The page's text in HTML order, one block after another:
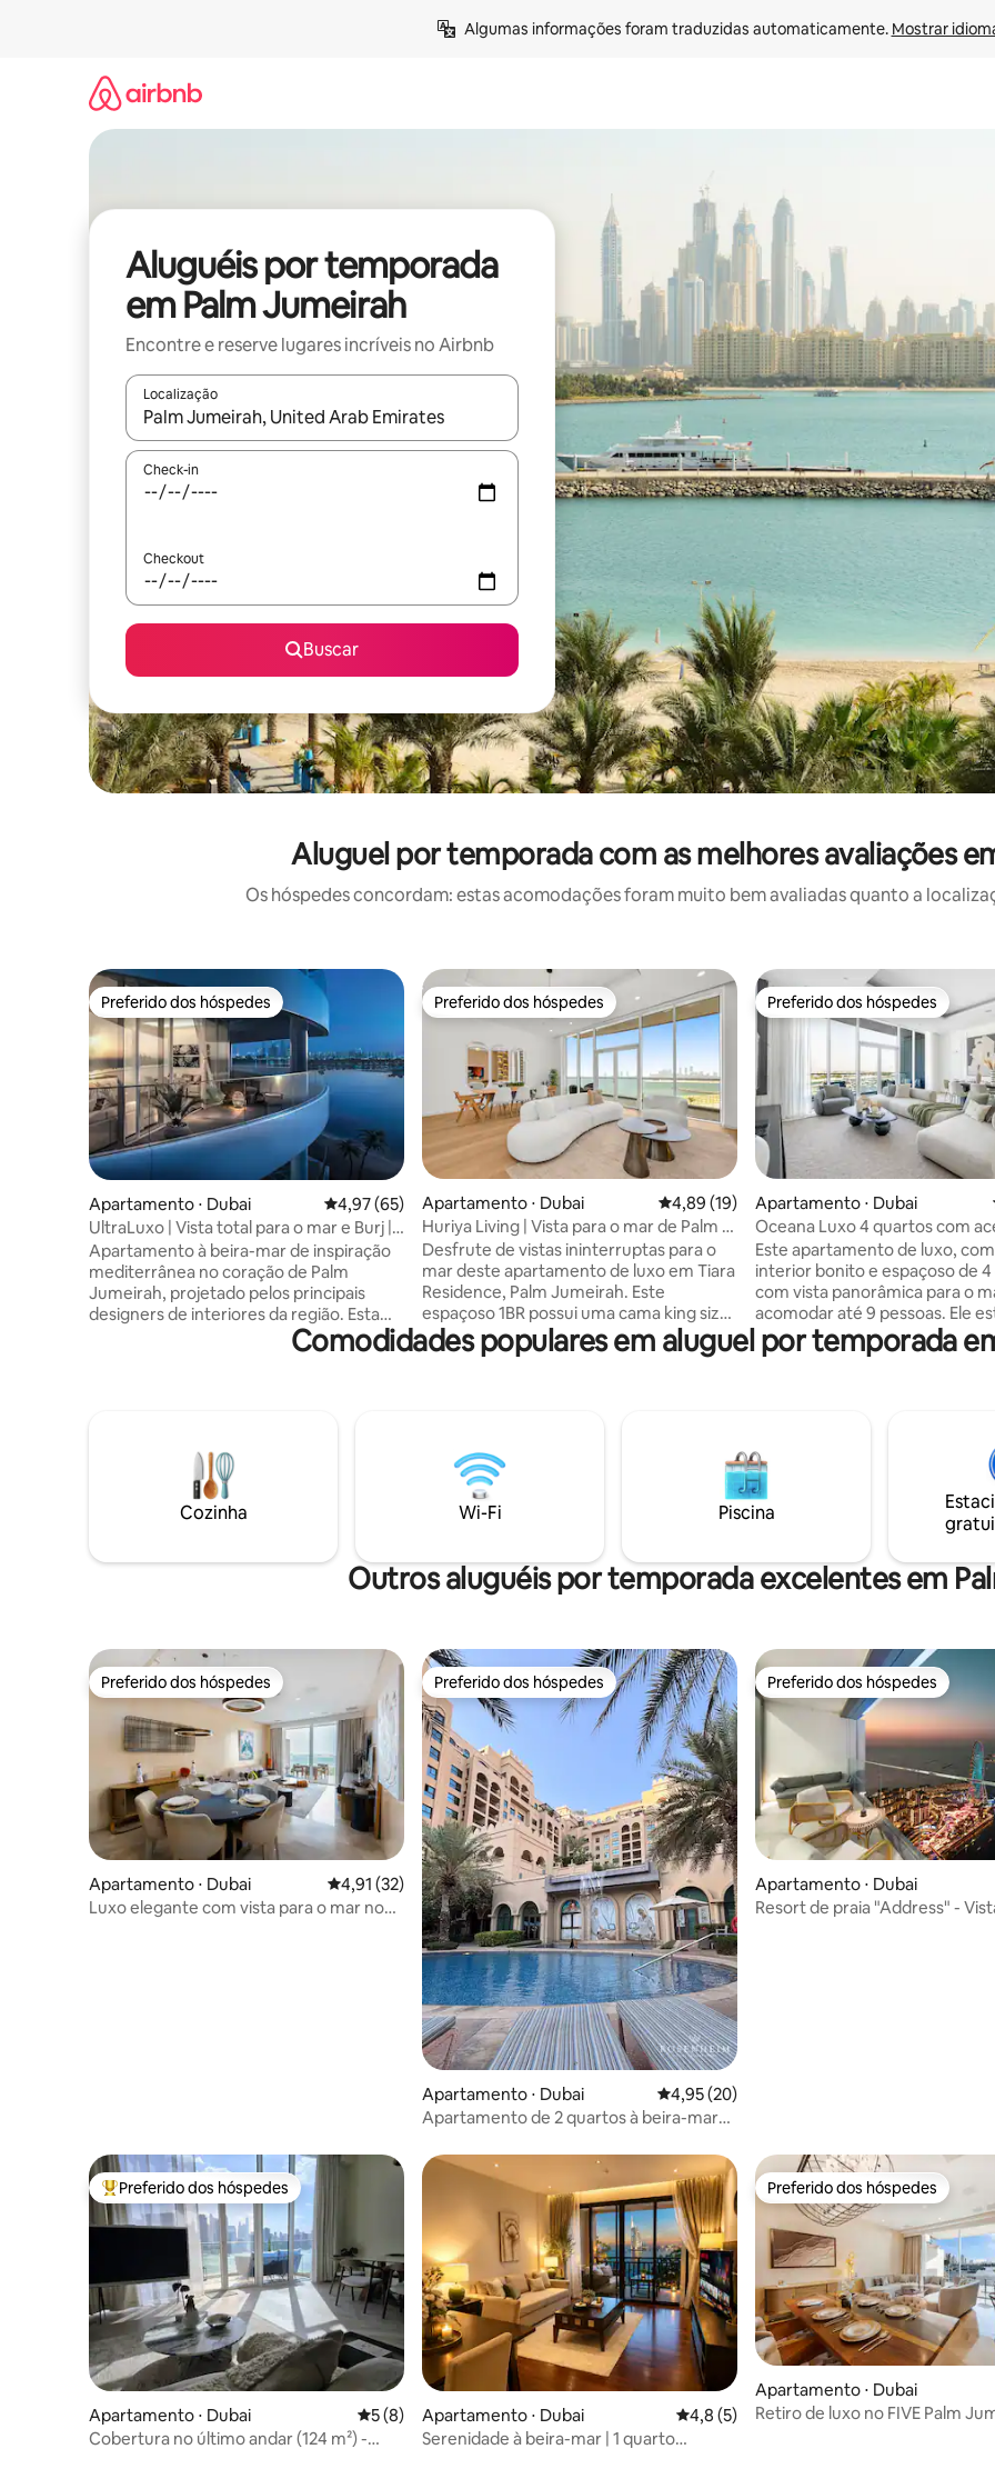
Algumas informações foram traduzidas automaticamente. Mostrar
Aluguéis por temporada
em Palm Jumeirah
Encontre e reserve lugares incríveis no Airbnb
Localização
Quando os resultados estiverem disponíveis, explore-os usando as seta para cima e para baixo do teclado ou tocando
Check-in
Checkout
Buscar
Aluguel por temporada com as melhores avaliações
Os hóspedes concordam: estas acomodações foram muito bem avaliadas quanto a
Preferido dos hóspedes
Preferido dos hóspedes
Apartamento ⋅ Dubai 4,97 de uma avaliação média de 5, 65 avaliações
4,97 (65)
UltraLuxo | Vista total para o mar e Burj |
Praia privativa
Apartamento à beira-mar de inspiração
mediterrânea no coração de Palm
Jumeirah, projetado pelos principais
designers de interiores da região. Esta
residência espaçosa oferece vistas
deslumbrantes de 180 graus para o mar,
comodidades de ultraluxo em um
ambiente de hotel cinco estrelas, com
uma academia de última geração, sauna,
uma espaçosa piscina ao ar livre e acesso
Preferido dos hóspedes
Preferido dos hóspedes
Apartamento ⋅ Dubai 4,89 de uma avaliação média de 5, 19
4,89 (19)
Huriya Living | Vista para o mar de Palm e
praia privativa
Desfrute de vistas ininterruptas para o
mar deste apartamento de luxo em Tiara
Residence, Palm Jumeirah. Este
espaçoso 1BR possui uma cama king size,
uma cozinha elegante e uma varanda
privativa. Os hóspedes têm acesso a uma
máxima conveniência. Experimente a
vida de alto nível em um dos locais mais
prestigiados de Dubai, a poucos minutos
de marcos icônicos como Burj Al Arab e
Preferido dos hóspedes
Preferido dos hóspedes
Apartamento ⋅ Dubai
Oceana Luxo 4 quartos com
resort e vista para o mar
Este apartamento de luxo,
interior bonito e espaçoso de
com vista panorâmica para o
acomodar até 9 pessoas. Ele
localizado no maravilhoso
Residences Resort 5 estrelas,
de última geração e vários
no local. Este apartamento está
localizado no edifício Adriático,
as melhores vistas para o mar
prestigiado resort Oceana.
Comodidades populares em aluguel por temporada
Cozinha Wi-Fi Piscina
Outros aluguéis por temporada excelentes em
Preferido dos hóspedes
Preferido dos hóspedes
Apartamento ⋅ Dubai 4,91 de uma avaliação média de 5, 32 avaliações
4,91 (32)
Luxo elegante com vista para o mar no
Preferido dos hóspedes
Preferido dos hóspedes
Apartamento ⋅ Dubai 4,95 de uma avaliação média de 5, 20
4,95 (20)
Apartamento de 2 quartos à beira-mar
Preferido dos hóspedes
Preferido dos hóspedes
Apartamento ⋅ Dubai
Resort de praia "Address" -
Entre os melhores preferidos dos hóspedes
Preferido dos hóspedes
Apartamento ⋅ Dubai 5 de uma avaliação média de 5, 8 avaliações
5 (8)
Cobertura no último andar (124 m²) -
Apartamento ⋅ Dubai 4,8 de uma avaliação média de 5, 5
4,8 (5)
Serenidade à beira-mar | 1 quarto
Preferido dos hóspedes
Preferido dos hóspedes
Apartamento ⋅ Dubai
Retiro de luxo no FIVE Palm